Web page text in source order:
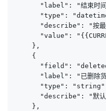
"label": "结束时
"type":
"describe": "按最
"value":
    },
    {
"field":
"label": "已删除
"type":
"describe": "默认
    },